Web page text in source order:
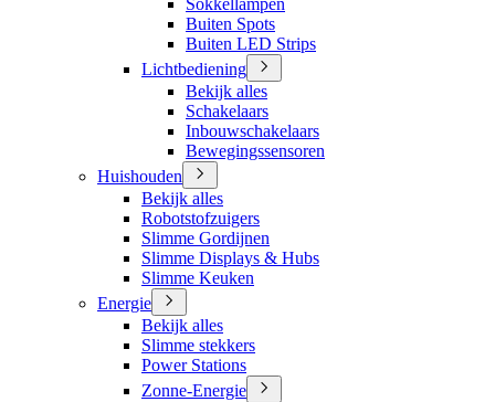
Sokkellampen
Buiten Spots
Buiten LED Strips
Lichtbediening
Bekijk alles
Schakelaars
Inbouwschakelaars
Bewegingssensoren
Huishouden
Bekijk alles
Robotstofzuigers
Slimme Gordijnen
Slimme Displays & Hubs
Slimme Keuken
Energie
Bekijk alles
Slimme stekkers
Power Stations
Zonne-Energie